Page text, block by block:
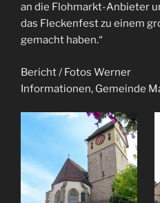
an die Flohmarkt-Anbieter
das Fleckenfest zu einem
gemacht haben.“
Bericht / Fotos Werner
Informationen, Gemeinde